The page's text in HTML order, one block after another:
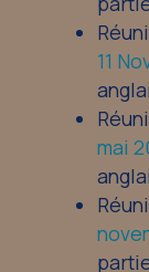
11
mai